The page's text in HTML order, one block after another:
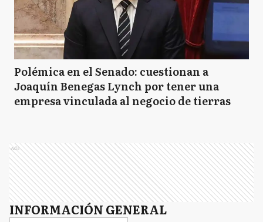
Polémica en el Senado: cuestionan a
Joaquín Benegas Lynch por tener una
empresa vinculada al negocio de tierras
Ads
INFORMACIÓN GENERAL